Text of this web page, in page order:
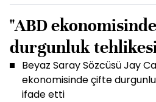
"ABD
durgunluk
Beyaz Saray Sözcüsü Jay
ekonomisinde çifte
ifade etti